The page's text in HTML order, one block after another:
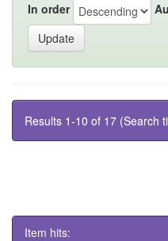
In order
Results 1-10 of 17 (Search
Item hits: